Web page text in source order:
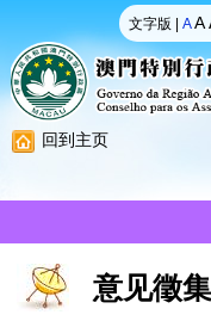
文字版 |A A
回到主页
意见徵集